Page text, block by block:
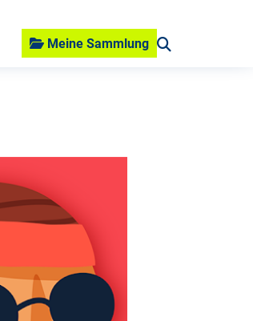
Meine Sammlung